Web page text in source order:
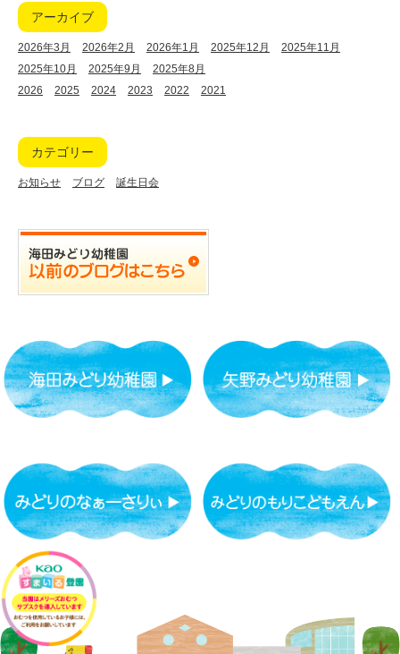
アーカイブ
2026年3月 2026年2月 2026年1月 2025年12月
2025年11月
2025年10月
2025年9月
2025年8月
2026
2025 2024 2023 2022 2021
カテゴリー
お知らせ ブログ 誕生日会